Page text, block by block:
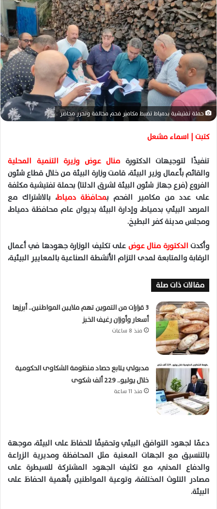
ب
ر
ي
د
إ
ل
ك
ت
ر
و
ن
ا
حملة تفتيشية بدمياط تضبط مكامير فحم مخالفة وتحرر محاضر
كتبت | اسماء مشعل
تنفيذًا لتوجيهات الدكتورة منال عوض وزيرة التنمية المحلية
والقائم بأعمال وزير البيئة، قامت وزارة البيئة من خلال قطاع شئون
الفروع (فرع جهاز شئون البيئة لشرق الدلتا) بحملة تفتيشية مكثفة
على عدد من مكامير الفحم بمحافظة دمياط، بالاشتراك مع
المرصد البيئي بدمياط، وإدارة البيئة بديوان عام محافظة دمياط،
ومجلس مدينة كفر البطيخ.
وأكدت الدكتورة منال عوض على تكثيف الوزارة جهودها في أعمال
الرقابة والمتابعة لمدى التزام الأنشطة الصناعية بالمعايير البيئية،
مقالات ذات صلة
3 قرارات من التموين تهم ملايين المواطنين.. أبرزها
أسعار وأوزان رغيف الخبز
منذ 8 ساعات
مدبولي يتابع حصاد منظومة الشكاوى الحكومية
خلال يوليو.. 229 ألف شكوى
منذ 11 ساعة
دعمًا لجهود التوافق البيئي وتحقيقًا للحفاظ على البيئة، موجهة
بالتنسيق مع الجهات المعنية مثل المحافظة ومديرية الزراعة
والدفاع المدني، مع تكثيف الجهود المشتركة للسيطرة على
مصادر التلوث المختلفة، وتوعية المواطنين بأهمية الحفاظ على
البيئة.